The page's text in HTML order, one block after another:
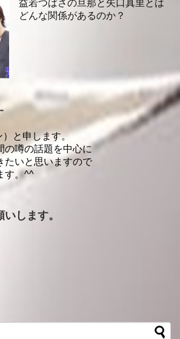
益若つばさの旦那と矢口真里とは
どんな関係があるのか？
と申します。
の噂の話題を中心に
たいと思いますので
す。^^
します。